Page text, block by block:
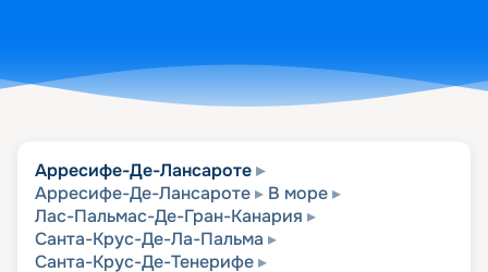
Арресифе-Де-Лансароте
Арресифе-Де-Лансароте
В море
Лас-Пальмас-Де-Гран-Канария
Санта-Крус-Де-Ла-Пальма
Санта-Крус-Де-Тенерифе